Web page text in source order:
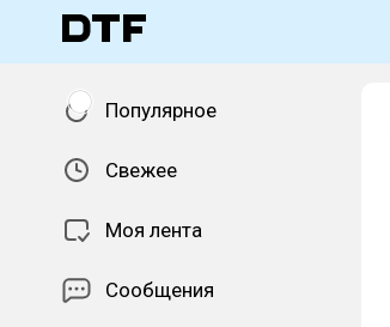
Популярное
Свежее
Моя лента
Сообщения